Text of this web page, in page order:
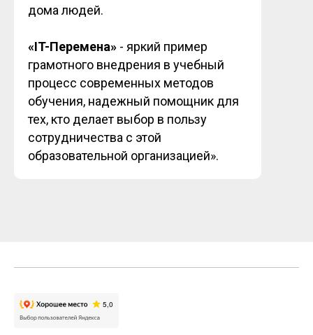
дома людей.
«IT-Перемена» - яркий пример
грамотного внедрения в учебный
процесс современных методов
обучения, надежный помощник для
тех, кто делает выбор в пользу
сотрудничества с этой
образовательной организацией».